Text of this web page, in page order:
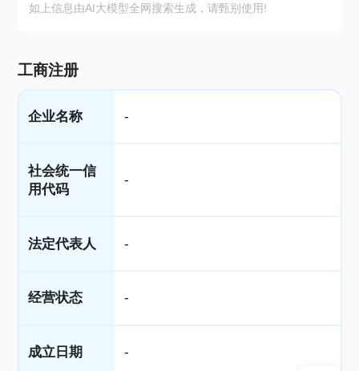
如上信息由AI大模型全网搜索生成，请甄别使用!
工商注册
企业名称 -
社会统一信
用代码
-
法定代表人 -
经营状态 -
成立日期 -